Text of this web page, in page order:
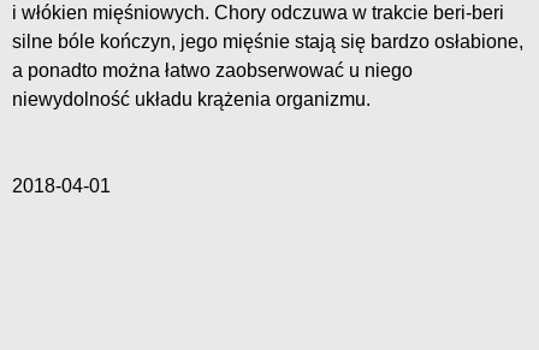
i włókien mięśniowych. Chory odczuwa w trakcie beri-beri
silne bóle kończyn, jego mięśnie stają się bardzo osłabione,
a ponadto można łatwo zaobserwować u niego
niewydolność układu krążenia organizmu.
2018-04-01